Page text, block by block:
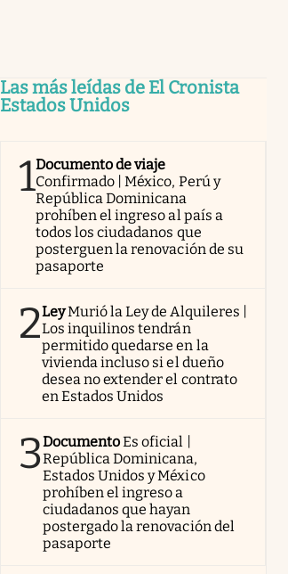
Las más leídas de El Cronista
Estados Unidos
1Documento de viaje
Confirmado | México, Perú y
República Dominicana
prohíben el ingreso al país a
todos los ciudadanos que
posterguen la renovación de su
pasaporte
2LeyMurió la Ley de Alquileres |
Los inquilinos tendrán
permitido quedarse en la
vivienda incluso si el dueño
desea no extender el contrato
en Estados Unidos
3DocumentoEs oficial |
República Dominicana,
Estados Unidos y México
prohíben el ingreso a
ciudadanos que hayan
postergado la renovación del
pasaporte